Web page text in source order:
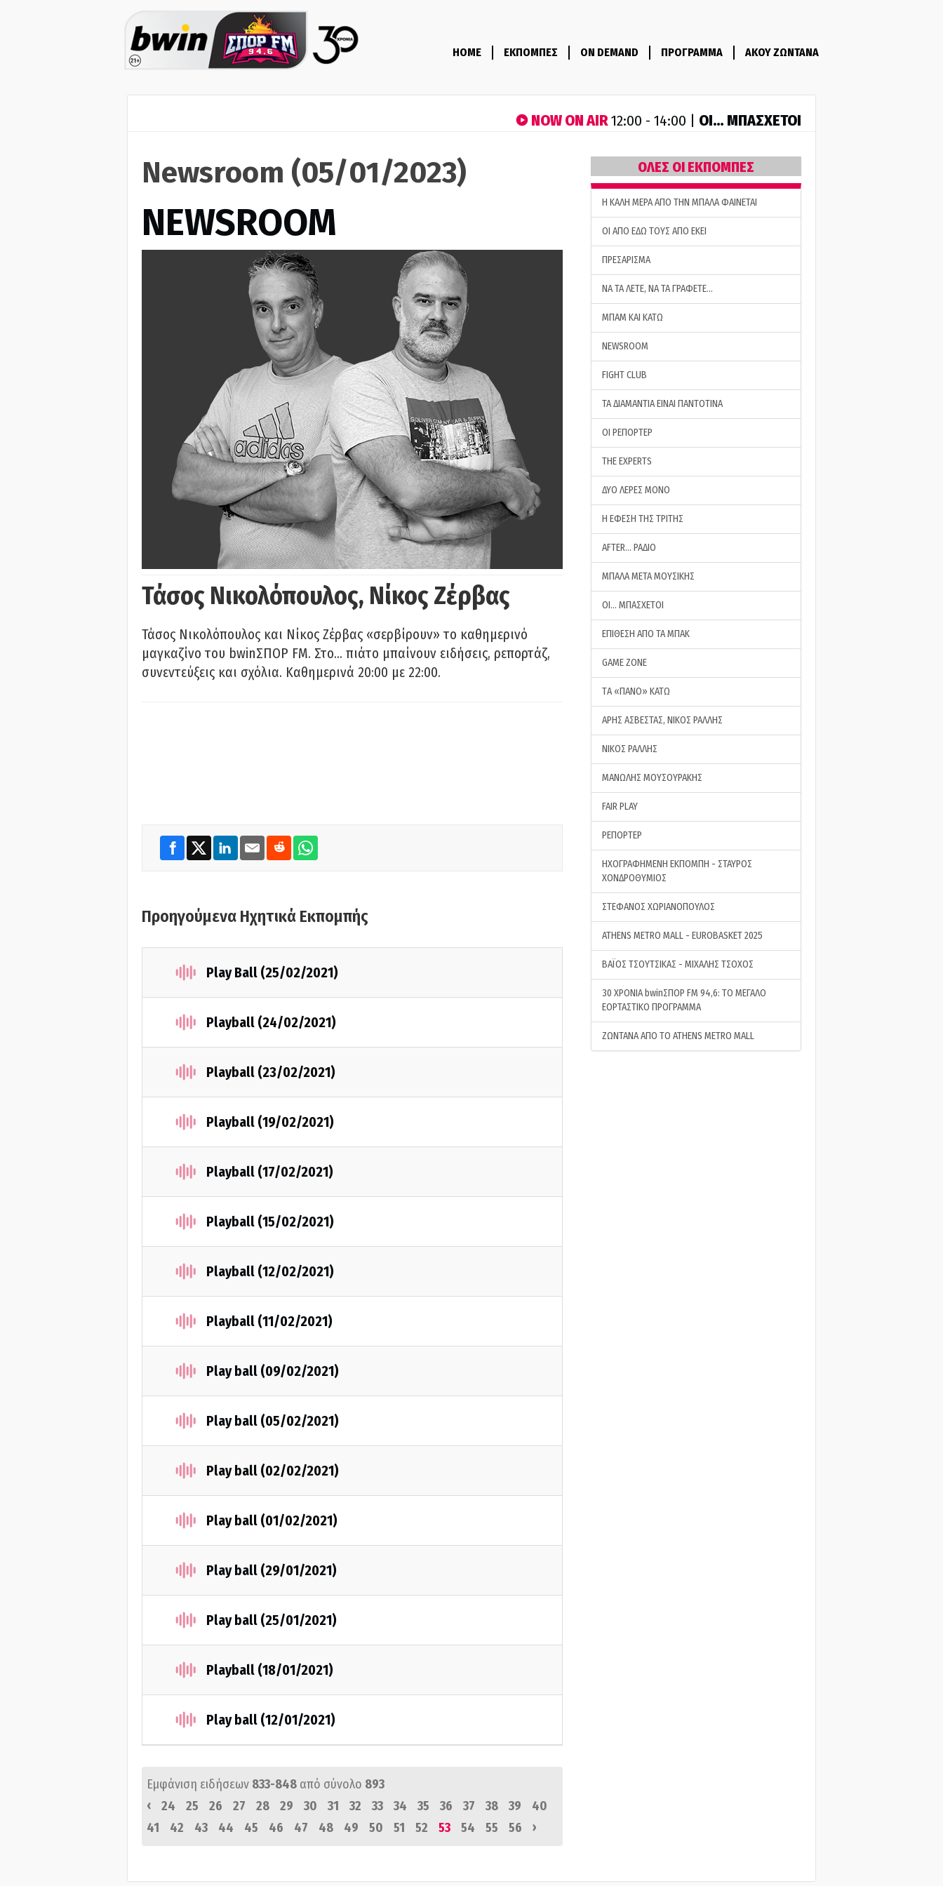
HOME ΕΚΠΟΜΠΕΣ ON DEMAND ΠΡΟΓΡΑΜΜΑ ΑΚΟΥ ΖΩΝΤΑΝΑ
NOW ON AIR12:00 - 14:00 | ΟΙ… ΜΠΑΣΧΕΤΟΙ
Newsroom (05/01/2023)
NEWSROOM
Τάσος Νικολόπουλος, Νίκος Ζέρβας
Τάσος Νικολόπουλος και Νίκος Ζέρβας «σερβίρουν» το καθημερινό
μαγκαζίνο του bwinΣΠΟΡ FM. Στο… πιάτο μπαίνουν ειδήσεις, ρεπορτάζ,
συνεντεύξεις και σχόλια. Καθημερινά 20:00 με 22:00.
Προηγούμενα Ηχητικά Εκπομπής
Play Ball (25/02/2021)
Playball (24/02/2021)
Playball (23/02/2021)
Playball (19/02/2021)
Playball (17/02/2021)
Playball (15/02/2021)
Playball (12/02/2021)
Playball (11/02/2021)
Play ball (09/02/2021)
Play ball (05/02/2021)
Play ball (02/02/2021)
Play ball (01/02/2021)
Play ball (29/01/2021)
Play ball (25/01/2021)
Playball (18/01/2021)
Play ball (12/01/2021)
Εμφάνιση ειδήσεων 833-848 από σύνολο 893
‹
24 25 26 27 28 29 30 31 32 33 34 35 36 37 38 39
40
41
42 43 44 45 46 47 48 49 50 51 52 53 54 55 56 ›
ΟΛΕΣ ΟΙ ΕΚΠΟΜΠΕΣ
H ΚΑΛΗ ΜΕΡΑ ΑΠΟ ΤΗΝ ΜΠΑΛΑ ΦΑΙΝΕΤΑΙ
ΟΙ ΑΠΟ ΕΔΩ ΤΟΥΣ ΑΠΟ ΕΚΕΙ
ΠΡΕΣΑΡΙΣΜΑ
ΝΑ ΤΑ ΛΕΤΕ, ΝΑ ΤΑ ΓΡΑΦΕΤΕ…
ΜΠΑΜ ΚΑΙ ΚΑΤΩ
NEWSROOM
FIGHT CLUB
ΤΑ ΔΙΑΜΑΝΤΙΑ ΕΙΝΑΙ ΠΑΝΤΟΤΙΝΑ
ΟΙ ΡΕΠΟΡΤΕΡ
THE EXPERTS
ΔΥΟ ΛΕΡΕΣ ΜΟΝΟ
Η ΕΦΕΣΗ ΤΗΣ ΤΡΙΤΗΣ
AFTER… ΡΑΔΙΟ
ΜΠΑΛΑ ΜΕΤΑ ΜΟΥΣΙΚΗΣ
ΟΙ… ΜΠΑΣΧΕΤΟΙ
ΕΠΙΘΕΣΗ ΑΠΟ ΤΑ ΜΠΑΚ
GAME ZONE
ΤA «ΠΑΝΟ» ΚΑΤΩ
ΑΡΗΣ ΑΣΒΕΣΤΑΣ, ΝΙΚΟΣ ΡΑΛΛΗΣ
ΝΙΚΟΣ ΡΑΛΛΗΣ
ΜΑΝΩΛΗΣ ΜΟΥΣΟΥΡΑΚΗΣ
FAIR PLAY
ΡΕΠΟΡΤΕΡ
ΗΧΟΓΡΑΦΗΜΕΝΗ ΕΚΠΟΜΠΗ - ΣΤΑΥΡΟΣ
ΧΟΝΔΡΟΘΥΜΙΟΣ
ΣΤΕΦΑΝΟΣ ΧΩΡΙΑΝΟΠΟΥΛΟΣ
ATHENS METRO MALL - EUROBASKET 2025
ΒΑΪΟΣ ΤΣΟΥΤΣΙΚΑΣ - ΜΙΧΑΛΗΣ ΤΣΟΧΟΣ
30 ΧΡΟΝΙΑ bwinΣΠΟΡ FM 94,6: ΤΟ ΜΕΓΑΛΟ
ΕΟΡΤΑΣΤΙΚΟ ΠΡΟΓΡΑΜΜΑ
ΖΩΝΤΑΝΑ ΑΠΟ ΤΟ ATHENS METRO MALL